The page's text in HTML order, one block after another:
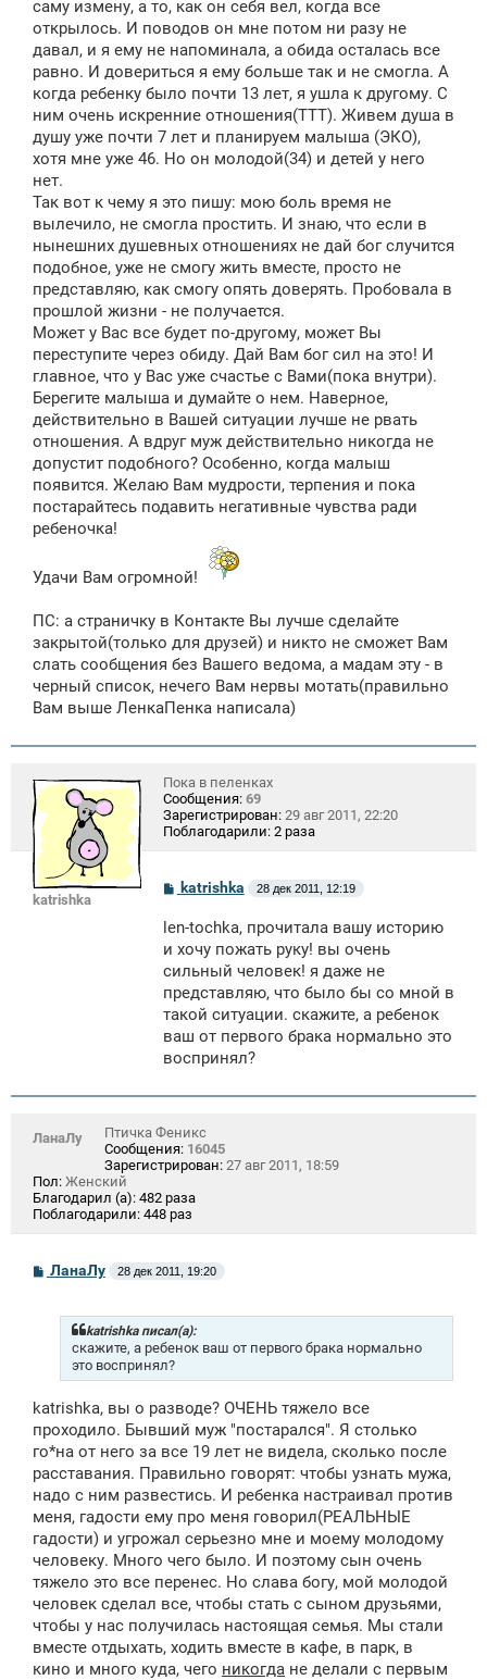
саму измену, а то, как он себя вел, когда все
открылось. И поводов он мне потом ни разу не
давал, и я ему не напоминала, а обида осталась все
равно. И довериться я ему больше так и не смогла. А
когда ребенку было почти 13 лет, я ушла к другому. С
ним очень искренние отношения(ТТТ). Живем душа в
душу уже почти 7 лет и планируем малыша (ЭКО),
хотя мне уже 46. Но он молодой(34) и детей у него
нет.
Так вот к чему я это пишу: мою боль время не
вылечило, не смогла простить. И знаю, что если в
нынешних душевных отношениях не дай бог случится
подобное, уже не смогу жить вместе, просто не
представляю, как смогу опять доверять. Пробовала в
прошлой жизни - не получается.
Может у Вас все будет по-другому, может Вы
переступите через обиду. Дай Вам бог сил на это! И
главное, что у Вас уже счастье с Вами(пока внутри).
Берегите малыша и думайте о нем. Наверное,
действительно в Вашей ситуации лучше не рвать
отношения. А вдруг муж действительно никогда не
допустит подобного? Особенно, когда малыш
появится. Желаю Вам мудрости, терпения и пока
постарайтесь подавить негативные чувства ради
ребеночка!
Удачи Вам огромной!
ПС: а страничку в Контакте Вы лучше сделайте
закрытой(только для друзей) и никто не сможет Вам
слать сообщения без Вашего ведома, а мадам эту - в
черный список, нечего Вам нервы мотать(правильно
Вам выше ЛенкаПенка написала)
katrishka
Пока в пеленках
Сообщения: 69
Зарегистрирован: 29 авг 2011, 22:20
Поблагодарили: 2 раза
С
б
щ
н
и
katrishka 28 дек 2011, 12:19
len-tochka, прочитала вашу историю
и хочу пожать руку! вы очень
сильный человек! я даже не
представляю, что было бы со мной в
такой ситуации. скажите, а ребенок
ваш от первого брака нормально это
воспринял?
ЛанаЛу
Птичка Феникс
Сообщения: 16045
Зарегистрирован: 27 авг 2011, 18:59
Пол: Женский
Благодарил (а): 482 раза
Поблагодарили: 448 раз
С
ЛанаЛу 28 дек 2011, 19:20
katrishka писал(а):
скажите, а ребенок ваш от первого брака нормально
это воспринял?
katrishka, вы о разводе? ОЧЕНЬ тяжело все
проходило. Бывший муж "постарался". Я столько
го*на от него за все 19 лет не видела, сколько после
расставания. Правильно говорят: чтобы узнать мужа,
надо с ним развестись. И ребенка настраивал против
меня, гадости ему про меня говорил(РЕАЛЬНЫЕ
гадости) и угрожал серьезно мне и моему молодому
человеку. Много чего было. И поэтому сын очень
тяжело это все перенес. Но слава богу, мой молодой
человек сделал все, чтобы стать с сыном друзьями,
чтобы у нас получилась настоящая семья. Мы стали
вместе отдыхать, ходить вместе в кафе, в парк, в
кино и много куда, чего никогда не делали с первым